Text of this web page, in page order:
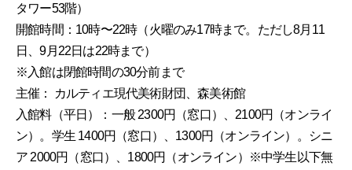
タワー53階）
開館時間：10時〜22時（火曜のみ17時まで。ただし8月11
日、9月22日は22時まで）
※入館は閉館時間の30分前まで
主催： カルティエ現代美術財団、森美術館
入館料（平日）：一般 2300円（窓口）、2100円（オンライ
ン）。学生 1400円（窓口）、1300円（オンライン）。シニ
ア 2000円（窓口）、1800円（オンライン）※中学生以下無